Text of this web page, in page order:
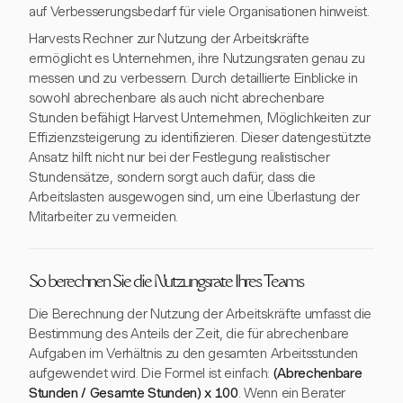
auf Verbesserungsbedarf für viele Organisationen hinweist.
Harvests Rechner zur Nutzung der Arbeitskräfte
ermöglicht es Unternehmen, ihre Nutzungsraten genau zu
messen und zu verbessern. Durch detaillierte Einblicke in
sowohl abrechenbare als auch nicht abrechenbare
Stunden befähigt Harvest Unternehmen, Möglichkeiten zur
Effizienzsteigerung zu identifizieren. Dieser datengestützte
Ansatz hilft nicht nur bei der Festlegung realistischer
Stundensätze, sondern sorgt auch dafür, dass die
Arbeitslasten ausgewogen sind, um eine Überlastung der
Mitarbeiter zu vermeiden.
So berechnen Sie die Nutzungsrate Ihres Teams
Die Berechnung der Nutzung der Arbeitskräfte umfasst die
Bestimmung des Anteils der Zeit, die für abrechenbare
Aufgaben im Verhältnis zu den gesamten Arbeitsstunden
aufgewendet wird. Die Formel ist einfach: (Abrechenbare
Stunden / Gesamte Stunden) x 100. Wenn ein Berater